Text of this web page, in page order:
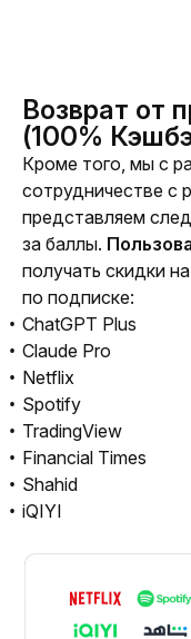
Возврат от
(100%
Кроме того, мы с
сотрудничестве с
представляем
за баллы.
получать скидки
по подписке:
ChatGPT Plus
Claude Pro
Netflix
Spotify
TradingView
Financial Times
Shahid
iQIYI